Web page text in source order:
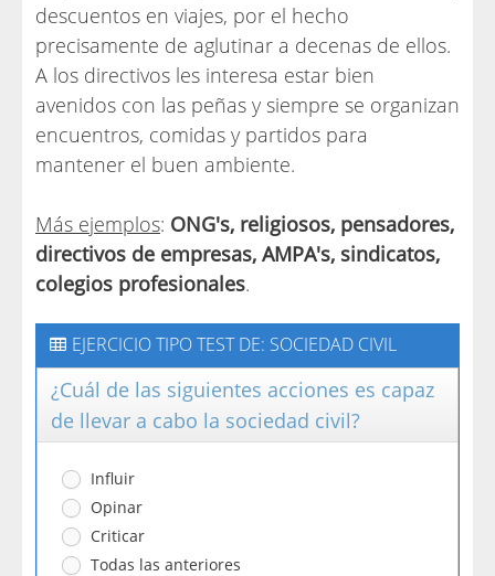
descuentos en viajes, por el hecho
precisamente de aglutinar a decenas de ellos.
A los directivos les interesa estar bien
avenidos con las peñas y siempre se organizan
encuentros, comidas y partidos para
mantener el buen ambiente.
Más ejemplos: ONG's, religiosos, pensadores,
directivos de empresas, AMPA's, sindicatos,
colegios profesionales.
EJERCICIO TIPO TEST DE: SOCIEDAD CIVIL
¿Cuál de las siguientes acciones es capaz
de llevar a cabo la sociedad civil?
Influir
Opinar
Criticar
Todas las anteriores